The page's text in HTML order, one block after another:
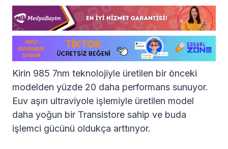
Kirin 985 7nm teknolojiyle üretilen bir önceki
modelden yüzde 20 daha performans sunuyor.
Euv aşırı ultraviyole işlemiyle üretilen model
daha yoğun bir Transistore sahip ve buda
işlemci gücünü oldukça arttırıyor.